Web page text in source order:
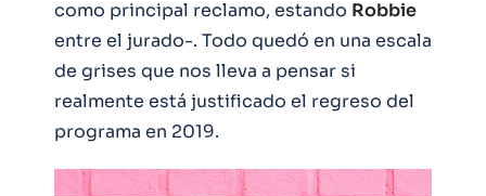
como principal reclamo, estando Robbie
entre el jurado-. Todo quedó en una escala
de grises que nos lleva a pensar si
realmente está justificado el regreso del
programa en 2019.